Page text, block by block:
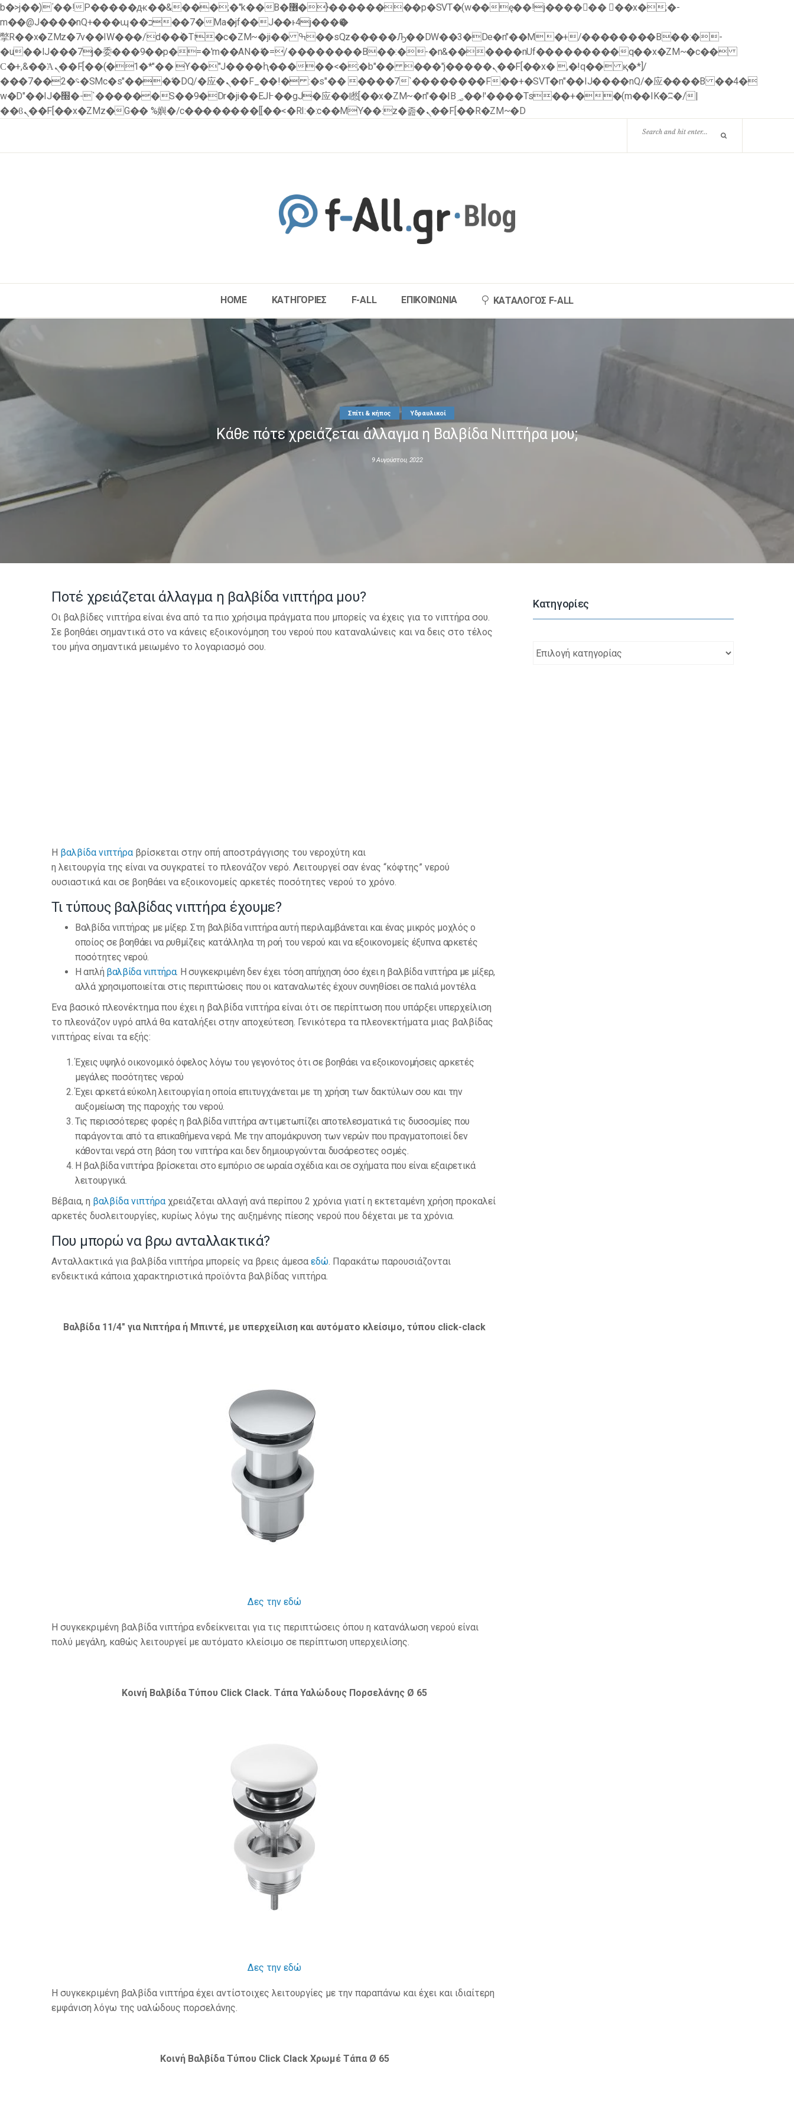
b�>j��)΄��!P�����ԫ��&���;�"k��B�޶�}��������p�SVT�(w��ę��!j������ ��x�;�-
m��@J����nQ+���պ��כ��7�Ma�jf��J��ͱ4j���Ѳ�
撆R��x�ZMz�7v��IW���/d��ٞ�Тז�c�ZM~�ji�� ߒ��sQz�����Ԡ��DW��3�De�n"��M�+/��������B��:�-
�u��IJ���7j�委���9��p�=�'m��AN�ޭ�=/��������B��:�-�n&������nUf���������q��x�ZM~�c��
Ϲ�+,&��Ὰܢ��F[��(�1�*"�� ϒ��"J����ԧ�����<�;�b"�� ���"j�����ܢ��F[��x� ,�!q�� қ�*]/
���؝�2��7�SMc�s"���ޭ�DQ/�应�ܢ��F_��!� :�s"�� ����7`��������F��+�SVT�n"��IJ����nQ/�应����B ��4�
w�D"��IJ�׭�-`������S��9�Dr�ji��EJ߅��gJ�应��矁[��x�ZM~�n"��IB؃��!'����Тѕ��+��(m��IK�ʭ�/|
��ϐܢ��F[��x�ZMz�G�� %嬩�/c��������[[��<�RI:�:c��MΎ��:z�졾�ܢ��F[��R�ZM~�D
HOME ΚΑΤΗΓΟΡΙΕΣ F-ALL ΕΠΙΚΟΙΝΩΝΙΑ ΚΑΤΑΛΟΓΟΣ F-ALL
HOME
ΚΑΤΗΓΟΡΙΕΣ
F-ALL
Σπίτι & κήπος Υδραυλικοί
Κάθε πότε χρειάζεται άλλαγμα η Βαλβίδα Νιπτήρα μου;
9 Αυγούστου, 2022
Ποτέ χρειάζεται άλλαγμα η βαλβίδα νιπτήρα μου?
Οι βαλβίδες νιπτήρα είναι ένα από τα πιο χρήσιμα πράγματα που μπορείς να έχεις για το νιπτήρα σου.
Σε βοηθάει σημαντικά στο να κάνεις εξοικονόμηση του νερού που καταναλώνεις και να δεις στο τέλος
του μήνα σημαντικά μειωμένο το λογαριασμό σου.
Η βαλβίδα νιπτήρα βρίσκεται στην οπή αποστράγγισης του νεροχύτη και
η λειτουργία της είναι να συγκρατεί το πλεονάζον νερό. Λειτουργεί σαν ένας “κόφτης” νερού
ουσιαστικά και σε βοηθάει να εξοικονομείς αρκετές ποσότητες νερού το χρόνο.
Τι τύπους βαλβίδας νιπτήρα έχουμε?
Βαλβίδα νιπτήρας με μίξερ. Στη βαλβίδα νιπτήρα αυτή περιλαμβάνεται και ένας μικρός μοχλός ο
οποίος σε βοηθάει να ρυθμίζεις κατάλληλα τη ροή του νερού και να εξοικονομείς έξυπνα αρκετές
ποσότητες νερού.
Η απλή βαλβίδα νιπτήρα. Η συγκεκριμένη δεν έχει τόση απήχηση όσο έχει η βαλβίδα νιπτήρα με μίξερ,
αλλά χρησιμοποιείται στις περιπτώσεις που οι καταναλωτές έχουν συνηθίσει σε παλιά μοντέλα.
Ένα βασικό πλεονέκτημα που έχει η βαλβίδα νιπτήρα είναι ότι σε περίπτωση που υπάρξει υπερχείλιση
το πλεονάζον υγρό απλά θα καταλήξει στην αποχεύτεση. Γενικότερα τα πλεονεκτήματα μιας βαλβίδας
νιπτήρας είναι τα εξής:
Έχεις υψηλό οικονομικό όφελος λόγω του γεγονότος ότι σε βοηθάει να εξοικονομήσεις αρκετές
μεγάλες ποσότητες νερού
Έχει αρκετά εύκολη λειτουργία η οποία επιτυγχάνεται με τη χρήση των δακτύλων σου και την
αυξομείωση της παροχής του νερού.
Τις περισσότερες φορές η βαλβίδα νιπτήρα αντιμετωπίζει αποτελεσματικά τις δυσοσμίες που
παράγονται από τα επικαθήμενα νερά. Με την απομάκρυνση των νερών που πραγματοποιεί δεν
κάθονται νερά στη βάση του νιπτήρα και δεν δημιουργούνται δυσάρεστες οσμές.
Η βαλβίδα νιπτήρα βρίσκεται στο εμπόριο σε ωραία σχέδια και σε σχήματα που είναι εξαιρετικά
λειτουργικά.
Βέβαια, η βαλβίδα νιπτήρα χρειάζεται αλλαγή ανά περίπου 2 χρόνια γιατί η εκτεταμένη χρήση προκαλεί
αρκετές δυσλειτουργίες, κυρίως λόγω της αυξημένης πίεσης νερού που δέχεται με τα χρόνια.
Που μπορώ να βρω ανταλλακτικά?
Ανταλλακτικά για βαλβίδα νιπτήρα μπορείς να βρεις άμεσα εδώ. Παρακάτω παρουσιάζονται
ενδεικτικά κάποια χαρακτηριστικά προϊόντα βαλβίδας νιπτήρα.
Βαλβίδα 11/4″ για Νιπτήρα ή Μπιντέ, με υπερχείλιση και αυτόματο κλείσιμο, τύπου click-clack
Δες την εδώ
Η συγκεκριμένη βαλβίδα νιπτήρα ενδείκνειται για τις περιπτώσεις όπου η κατανάλωση νερού είναι
πολύ μεγάλη, καθώς λειτουργεί με αυτόματο κλείσιμο σε περίπτωση υπερχειλίσης.
Κοινή Βαλβίδα Τύπου Click Clack. Τάπα Υαλώδους Πορσελάνης Ø 65
Δες την εδώ
Η συγκεκριμένη βαλβίδα νιπτήρα έχει αντίστοιχες λειτουργίες με την παραπάνω και έχει και ιδιαίτερη
εμφάνιση λόγω της υαλώδους πορσελάνης.
Κοινή Βαλβίδα Τύπου Click Clack Χρωμέ Τάπα Ø 65
Kατηγορίες